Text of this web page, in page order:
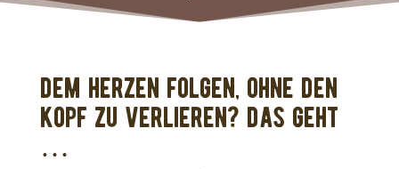
Dem Herzen folgen, ohne den
Kopf zu verlieren? Das geht
…